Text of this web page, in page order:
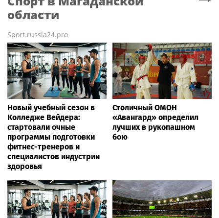
области
Sport.russia24.pro
Новый учебный сезон в
Колледже Вейдера:
стартовали очные
программы подготовки
фитнес-тренеров и
специалистов индустрии
здоровья
Столичный ОМОН
«Авангард» определил
лучших в рукопашном
бою